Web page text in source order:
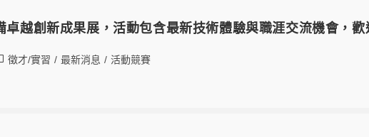
卓越創新成果展，活動包含最新技術體驗與職涯交流機會，歡
徵才/實習 / 最新消息 / 活動競賽